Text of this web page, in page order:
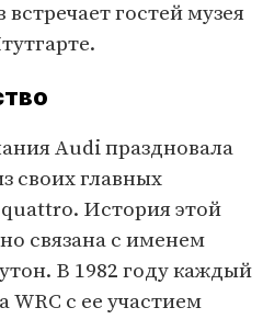
гостей музея
Audi праздновала
своих главных
История этой
связана с именем
В 1982 году каждый
с ее участием